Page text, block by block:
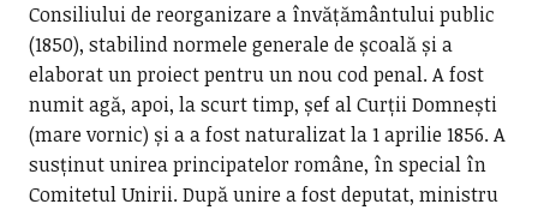
Consiliului de reorganizare a învățământului public
(1850), stabilind normele generale de școală și a
elaborat un proiect pentru un nou cod penal. A fost
numit agă, apoi, la scurt timp, șef al Curții Domnești
(mare vornic) și a a fost naturalizat la 1 aprilie 1856. A
susținut unirea principatelor române, în special în
Comitetul Unirii. După unire a fost deputat, ministru